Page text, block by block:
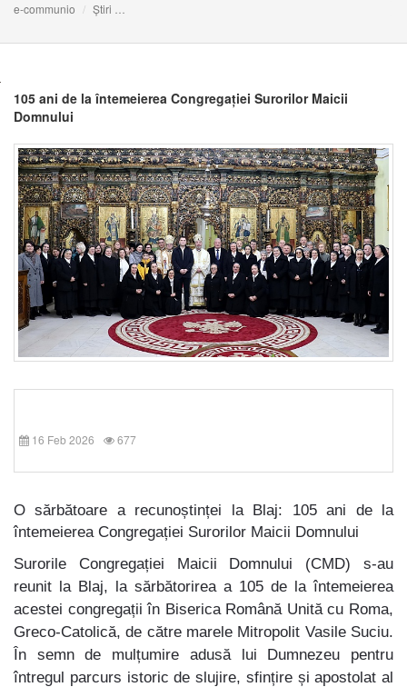
e-communio Știri
105 ani de la întemeierea Congregației Surorilor Maicii
Domnului
16 Feb 2026 677
O sărbătoare a recunoștinței la Blaj: 105 ani de la
întemeierea Congregației Surorilor Maicii Domnului
Surorile Congregației Maicii Domnului (CMD) s-au
reunit la Blaj, la sărbătorirea a 105 de la întemeierea
acestei congregații în Biserica Română Unită cu Roma,
Greco-Catolică, de către marele Mitropolit Vasile Suciu.
În semn de mulțumire adusă lui Dumnezeu pentru
întregul parcurs istoric de slujire, sfințire și apostolat al